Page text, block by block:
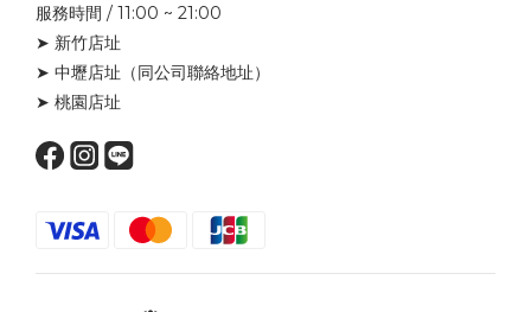
服務時間 / 11:00 ~ 21:00
➤ 新竹店址
➤ 中壢店址 （同公司聯絡地址）
➤ 桃園店址